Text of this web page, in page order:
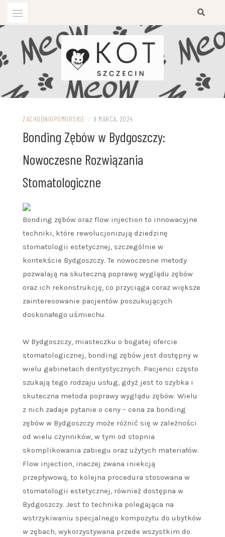
treści
ZACHODNIOPOMORSKIE / 9 MARCA, 2024
Bonding Zębów w Bydgoszczy:
Nowoczesne Rozwiązania
Stomatologiczne
Bonding zębów oraz flow injection to innowacyjne
techniki, które rewolucjonizują dziedzinę
stomatologii estetycznej, szczególnie w
kontekście Bydgoszczy. Te nowoczesne metody
pozwalają na skuteczną poprawę wyglądu zębów
oraz ich rekonstrukcję, co przyciąga coraz większe
zainteresowanie pacjentów poszukujących
doskonałego uśmiechu.
W Bydgoszczy, miasteczku o bogatej ofercie
stomatologicznej, bonding zębów jest dostępny w
wielu gabinetach dentystycznych. Pacjenci często
szukają tego rodzaju usług, gdyż jest to szybka i
skuteczna metoda poprawy wyglądu zębów. Wielu
z nich zadaje pytanie o ceny – cena za bonding
zębów w Bydgoszczy może różnić się w zależności
od wielu czynników, w tym od stopnia
skomplikowania zabiegu oraz użytych materiałów.
Flow injection, inaczej zwana iniekcją
przepływową, to kolejna procedura stosowana w
stomatologii estetycznej, również dostępna w
Bydgoszczy. Jest to technika polegająca na
wstrzykiwaniu specjalnego kompozytu do ubytków
w zębach, wykorzystywana przede wszystkim do